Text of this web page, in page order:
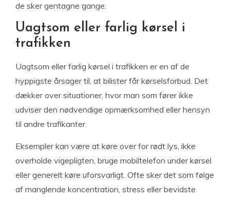
de sker gentagne gange.
Uagtsom eller farlig kørsel i
trafikken
Uagtsom eller farlig kørsel i trafikken er en af de
hyppigste årsager til, at bilister får kørselsforbud. Det
dækker over situationer, hvor man som fører ikke
udviser den nødvendige opmærksomhed eller hensyn
til andre trafikanter.
Eksempler kan være at køre over for rødt lys, ikke
overholde vigepligten, bruge mobiltelefon under kørsel
eller generelt køre uforsvarligt. Ofte sker det som følge
af manglende koncentration, stress eller bevidste